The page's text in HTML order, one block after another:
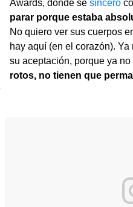
Awards, donde se sinceró
parar porque estaba
No quiero ver sus cuerpos
hay aquí (en el corazón).
su aceptación, porque ya
rotos, no tienen que